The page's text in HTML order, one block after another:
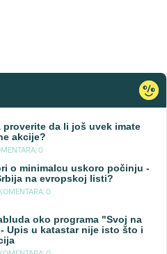
proverite da li još uvek imate
akcije?
0
o minimalcu uskoro počinju -
na evropskoj listi?
KOMENTARA: 0
oko programa "Svoj na
Upis u katastar nije isto što i